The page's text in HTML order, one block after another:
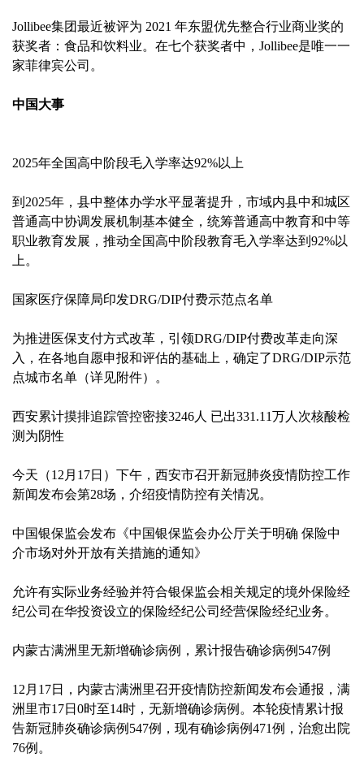
Jollibee集团最近被评为 2021 年东盟优先整合行业商业奖的
获奖者：食品和饮料业。在七个获奖者中，Jollibee是唯一一
家菲律宾公司。
中国大事
2025年全国高中阶段毛入学率达92%以上
到2025年，县中整体办学水平显著提升，市域内县中和城区
普通高中协调发展机制基本健全，统筹普通高中教育和中等
职业教育发展，推动全国高中阶段教育毛入学率达到92%以
上。
国家医疗保障局印发DRG/DIP付费示范点名单
为推进医保支付方式改革，引领DRG/DIP付费改革走向深
入，在各地自愿申报和评估的基础上，确定了DRG/DIP示范
点城市名单（详见附件）。
西安累计摸排追踪管控密接3246人 已出331.11万人次核酸检
测为阴性
今天（12月17日）下午，西安市召开新冠肺炎疫情防控工作
新闻发布会第28场，介绍疫情防控有关情况。
中国银保监会发布《中国银保监会办公厅关于明确 保险中
介市场对外开放有关措施的通知》
允许有实际业务经验并符合银保监会相关规定的境外保险经
纪公司在华投资设立的保险经纪公司经营保险经纪业务。
内蒙古满洲里无新增确诊病例，累计报告确诊病例547例
12月17日，内蒙古满洲里召开疫情防控新闻发布会通报，满
洲里市17日0时至14时，无新增确诊病例。本轮疫情累计报
告新冠肺炎确诊病例547例，现有确诊病例471例，治愈出院
76例。